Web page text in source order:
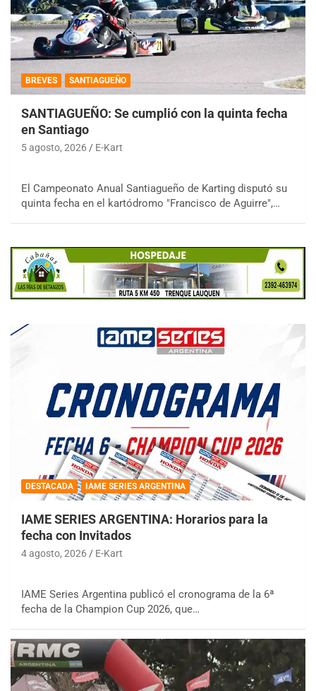
BREVES SANTIAGUEÑO
SANTIAGUEÑO: Se cumplió con la quinta fecha
en Santiago
5 agosto, 2026 E-Kart
El Campeonato Anual Santiagueño de Karting disputó su
quinta fecha en el kartódromo "Francisco de Aguirre",…
DESTACADA IAME SERIES ARGENTINA
IAME SERIES ARGENTINA: Horarios para la
fecha con Invitados
4 agosto, 2026 E-Kart
IAME Series Argentina publicó el cronograma de la 6ª
fecha de la Champion Cup 2026, que…